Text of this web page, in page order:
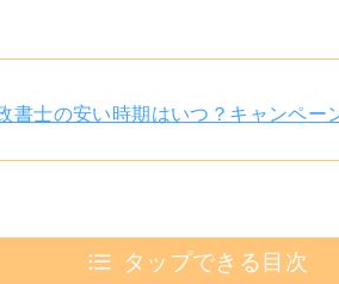
書士の安い時期はいつ？キャンペー
タップできる目次